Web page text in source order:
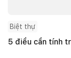
Biệt thự
5 điều cần tính